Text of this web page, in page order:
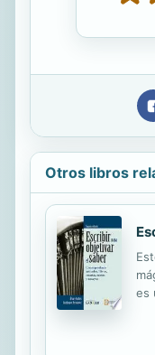
Otros libros
es